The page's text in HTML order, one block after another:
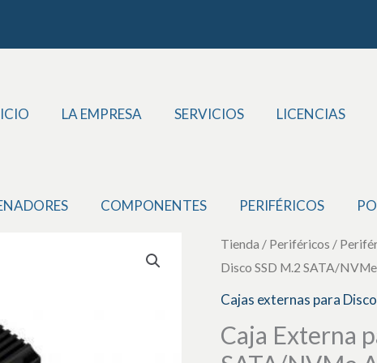
LA EMPRESA SERVICIOS LICENCIAS
COMPONENTES PERIFÉRICOS
Tienda / Periféricos /
Disco SSD M.2 SATA/
Cajas externas para
Caja Externa
Caja
Externa
para
SSD